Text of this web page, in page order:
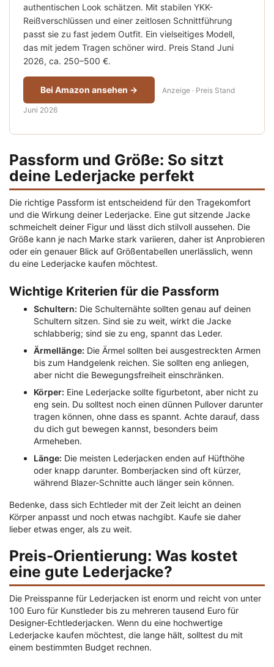
authentischen Look schätzen. Mit stabilen YKK-
Reißverschlüssen und einer zeitlosen Schnittführung
passt sie zu fast jedem Outfit. Ein vielseitiges Modell,
das mit jedem Tragen schöner wird. Preis Stand Juni
2026, ca. 250–500 €.
Bei Amazon ansehen → Anzeige · Preis Stand
Juni 2026
Passform und Größe: So sitzt
deine Lederjacke perfekt
Die richtige Passform ist entscheidend für den Tragekomfort
und die Wirkung deiner Lederjacke. Eine gut sitzende Jacke
schmeichelt deiner Figur und lässt dich stilvoll aussehen. Die
Größe kann je nach Marke stark variieren, daher ist Anprobieren
oder ein genauer Blick auf Größentabellen unerlässlich, wenn
du eine Lederjacke kaufen möchtest.
Wichtige Kriterien für die Passform
Schultern: Die Schulternähte sollten genau auf deinen
Schultern sitzen. Sind sie zu weit, wirkt die Jacke
schlabberig; sind sie zu eng, spannt das Leder.
Ärmellänge: Die Ärmel sollten bei ausgestreckten Armen
bis zum Handgelenk reichen. Sie sollten eng anliegen,
aber nicht die Bewegungsfreiheit einschränken.
Körper: Eine Lederjacke sollte figurbetont, aber nicht zu
eng sein. Du solltest noch einen dünnen Pullover darunter
tragen können, ohne dass es spannt. Achte darauf, dass
du dich gut bewegen kannst, besonders beim
Armeheben.
Länge: Die meisten Lederjacken enden auf Hüfthöhe
oder knapp darunter. Bomberjacken sind oft kürzer,
während Blazer-Schnitte auch länger sein können.
Bedenke, dass sich Echtleder mit der Zeit leicht an deinen
Körper anpasst und noch etwas nachgibt. Kaufe sie daher
lieber etwas enger, als zu weit.
Preis-Orientierung: Was kostet
eine gute Lederjacke?
Die Preisspanne für Lederjacken ist enorm und reicht von unter
100 Euro für Kunstleder bis zu mehreren tausend Euro für
Designer-Echtlederjacken. Wenn du eine hochwertige
Lederjacke kaufen möchtest, die lange hält, solltest du mit
einem bestimmten Budget rechnen.